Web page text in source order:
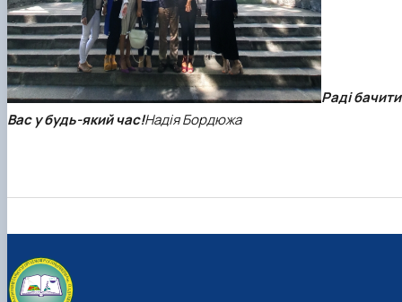
Раді бачити
Вас у будь-який час!Надія Бордюжа